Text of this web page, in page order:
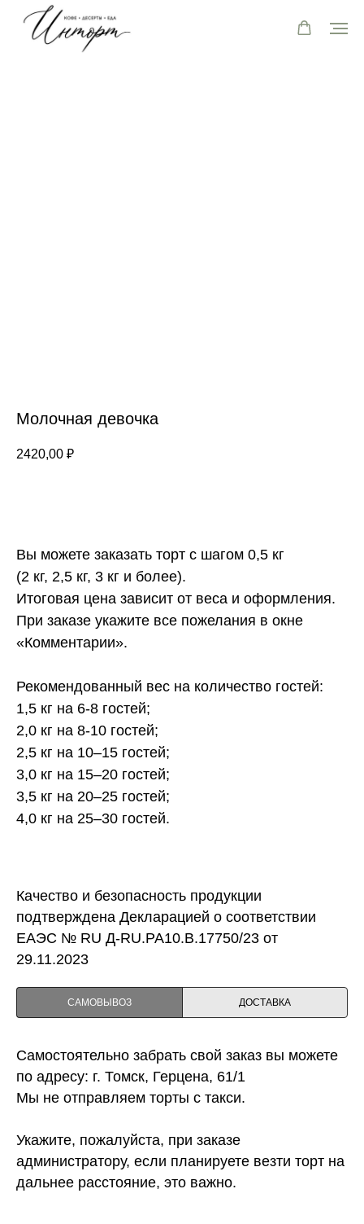
Молочная девочка
2420,00 ₽
Вы можете заказать торт с шагом 0,5 кг
(2 кг, 2,5 кг, 3 кг и более).
Итоговая цена зависит от веса и оформления.
При заказе укажите все пожелания в окне
«Комментарии».
Рекомендованный вес на количество гостей:
1,5 кг на 6-8 гостей;
2,0 кг на 8-10 гостей;
2,5 кг на 10–15 гостей;
3,0 кг на 15–20 гостей;
3,5 кг на 20–25 гостей;
4,0 кг на 25–30 гостей.
Качество и безопасность продукции
подтверждена Декларацией о соответствии
ЕАЭС № RU Д-RU.PA10.B.17750/23 от
29.11.2023
САМОВЫВОЗ ДОСТАВКА
Самостоятельно забрать свой заказ вы можете
по адресу: г. Томск, Герцена, 61/1
Мы не отправляем торты с такси.
Укажите, пожалуйста, при заказе
администратору, если планируете везти торт на
дальнее расстояние, это важно.